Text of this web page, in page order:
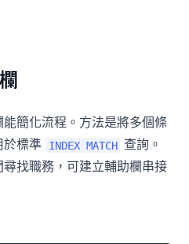
簡化流程。方法是將多個條
於標準
INDEX MATCH 查詢。
找職務，可建立輔助欄串接